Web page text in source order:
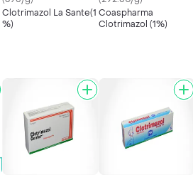
Clotrimazol La Sante(1
%)
Coaspharma
Clotrimazol (1%)